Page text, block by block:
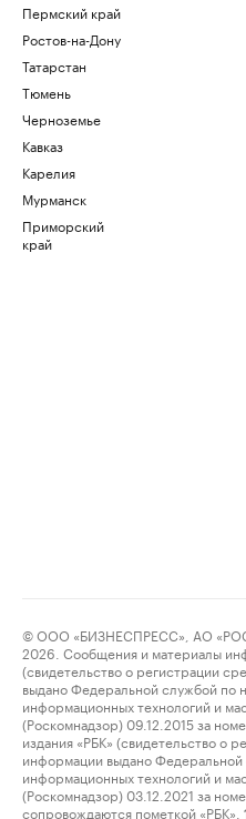
Пермский край
Ростов-на-Дону
Татарстан
Тюмень
Черноземье
Кавказ
Карелия
Мурманск
Приморский
край
© ООО «БИЗНЕСПРЕСС», АО
2026. Сообщения и материалы
(свидетельство о регистрации
выдано Федеральной службой по
информационных технологий и
(Роскомнадзор) 09.12.2015 за
издания «РБК» (свидетельство о
информации выдано Федеральной
информационных технологий и
(Роскомнадзор) 03.12.2021 за
сопровождаются пометкой «РБК».